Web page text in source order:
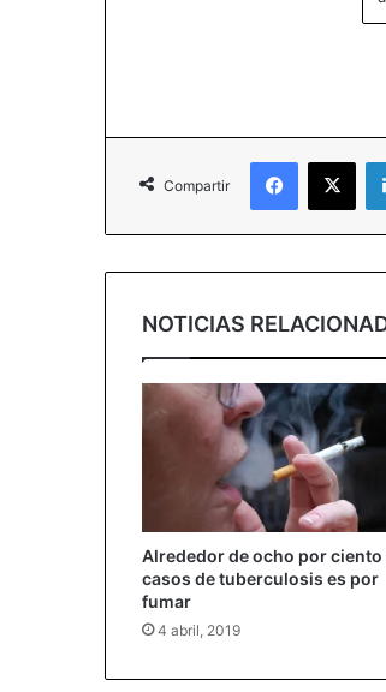
Compartir
Facebook
X
NOTICIAS
Alrededor de ocho por ciento
casos de tuberculosis es por
fumar
4 abril, 2019